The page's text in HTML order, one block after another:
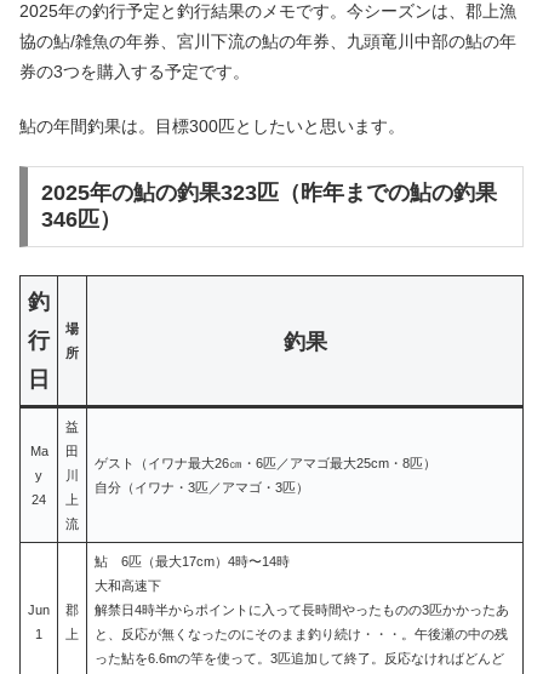
2025年の釣行予定と釣行結果のメモです。今シーズンは、郡上漁
協の鮎/雑魚の年券、宮川下流の鮎の年券、九頭竜川中部の鮎の年
券の3つを購入する予定です。
鮎の年間釣果は。目標300匹としたいと思います。
2025年の鮎の釣果323匹（昨年までの鮎の釣果
346匹）
釣
行
日
場
所
釣果
Ma
y
24
益
田
川
上
流
ゲスト（イワナ最大26㎝・6匹／アマゴ最大25cm・8匹）
自分（イワナ・3匹／アマゴ・3匹）
Jun
1
郡
上
鮎 6匹（最大17cm）4時〜14時
大和高速下
解禁日4時半からポイントに入って長時間やったものの3匹かかったあ
と、反応が無くなったのにそのまま釣り続け・・・。午後瀬の中の残
った鮎を6.6mの竿を使って。3匹追加して終了。反応なければどんど